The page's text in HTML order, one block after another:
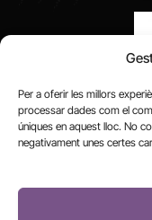
Per a oferir les millors
processar dades com el
úniques en aquest lloc. No
negativament unes certes
FUNDACIÓ